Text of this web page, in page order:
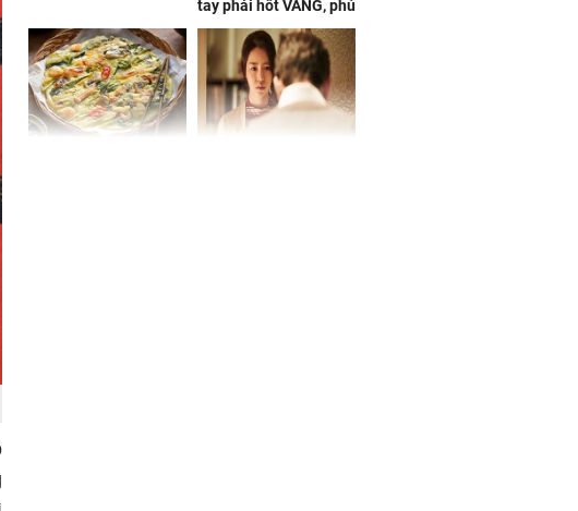
tay phải hốt VÀNG, phú
quý ngập nhà, của cải
chất đầy kho